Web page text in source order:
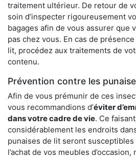
traitement ultérieur. De retour de
soin d’inspecter rigoureusement
bagages afin de vous assurer que
pas chez vous. En cas de
lit, procédez aux traitements de
contenu.
Prévention contre les
Afin de vous prémunir de ces
vous recommandions d’éviter
dans votre cadre de vie. Ce
considérablement les endroits
punaises de lit seront susceptibles
l’achat de vos meubles d’occasion,